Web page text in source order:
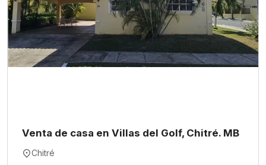
Venta de casa en Villas del Golf, Chitré. MB
Chitré